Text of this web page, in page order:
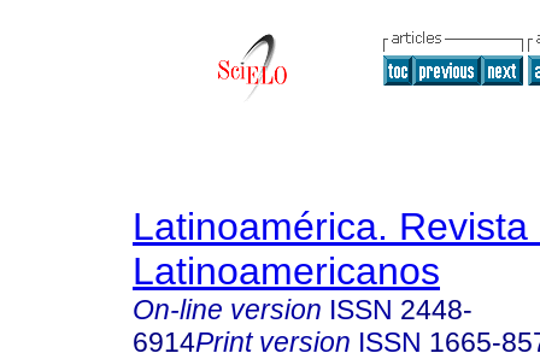
Latinoamérica.
Latinoamericanos
On-line version ISSN 2448-
6914Print version ISSN 1665-